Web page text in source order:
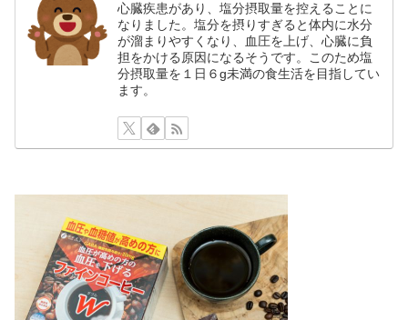
心臓疾患があり、塩分摂取量を控えることに
なりました。塩分を摂りすぎると体内に水分
が溜まりやすくなり、血圧を上げ、心臓に負
担をかける原因になるそうです。このため塩
分摂取量を１日６g未満の食生活を目指してい
ます。